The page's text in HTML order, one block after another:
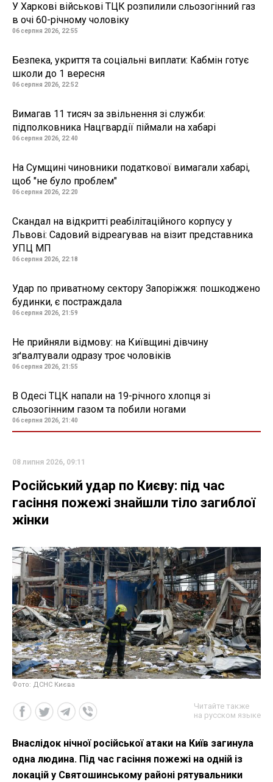
У Харкові військові ТЦК розпилили сльозогінний газ
в очі 60-річному чоловіку
06 серпня 2026, 22:55
Безпека, укриття та соціальні виплати: Кабмін готує
школи до 1 вересня
06 серпня 2026, 22:52
Вимагав 11 тисяч за звільнення зі служби:
підполковника Нацгвардії піймали на хабарі
06 серпня 2026, 22:40
На Сумщині чиновники податкової вимагали хабарі,
щоб "не було проблем"
06 серпня 2026, 22:20
Скандал на відкритті реабілітаційного корпусу у
Львові: Садовий відреагував на візит представника
УПЦ МП
06 серпня 2026, 22:18
Удар по приватному сектору Запоріжжя: пошкоджено
будинки, є постраждала
06 серпня 2026, 21:59
Не прийняли відмову: на Київщині дівчину
зґвалтували одразу троє чоловіків
06 серпня 2026, 21:55
В Одесі ТЦК напали на 19-річного хлопця зі
сльозогінним газом та побили ногами
06 серпня 2026, 21:40
08 липня 2026, 09:11
Російський удар по Києву: під час
гасіння пожежі знайшли тіло загиблої
жінки
Фото: ДСНС Києва
Читайте также
на русском языке
Внаслідок нічної російської атаки на Київ загинула
одна людина. Під час гасіння пожежі на одній із
локацій у Святошинському районі рятувальники